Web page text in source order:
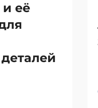
и её